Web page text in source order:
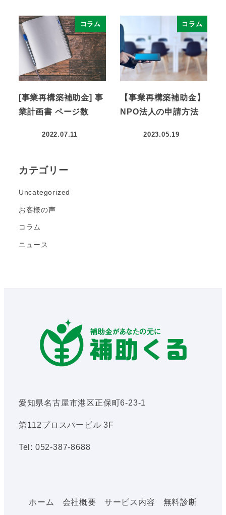
コラム
[事業再構築補助金] 事
業計画書 ページ数
2022.07.11
コラム
【事業再構築補助金】
NPO法人の申請方法
2023.05.19
カテゴリー
Uncategorized
お客様の声
コラム
ニュース
愛知県名古屋市港区正保町6-23-1
第112プロスパービル 3F
Tel: 052-387-8688
ホーム 会社概要 サービス内容 無料診断